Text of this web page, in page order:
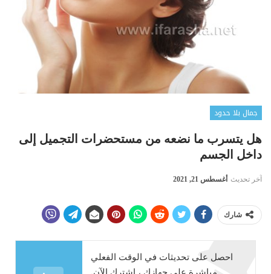
جمال بلا حدود
هل يتسرب ما نضعه من مستحضرات التجميل إلى
داخل الجسم
آخر تحديث أغسطس 21, 2021
شارك
احصل على تحديثات في الوقت الفعلي